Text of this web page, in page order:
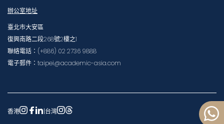
辦公室地址
臺北市大安區
復興南路二段268號2樓之1
聯絡電話：(+886) 02 2736 9888
電子郵件：taipei@academic-asia.com
香港 |台灣